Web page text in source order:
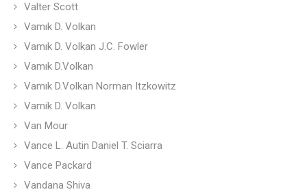
Valter Scott
Vamık D. Volkan
Vamık D. Volkan J.C. Fowler
Vamık D.Volkan
Vamık D.Volkan Norman Itzkowitz
Vamik D. Volkan
Van Mour
Vance L. Autin Daniel T. Sciarra
Vance Packard
Vandana Shiva